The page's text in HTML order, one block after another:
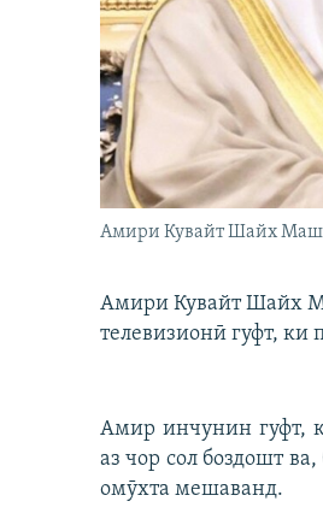
Амири Кувайт Шайх
Амири Кувайт Шайх
телевизионӣ гуфт, ки
Амир инчунин гуфт,
аз чор сол боздошт
омӯхта мешаванд.